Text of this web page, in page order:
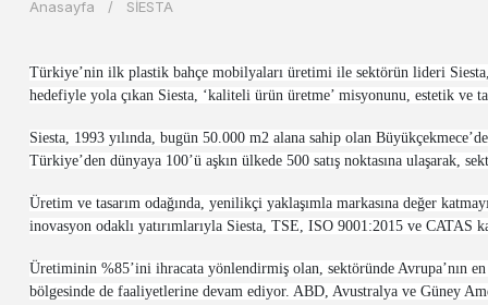
Anasayfa SİESTA
Türkiye’nin ilk plastik bahçe mobilyaları üretimi ile sektörün lideri
hedefiyle yola çıkan Siesta, ‘kaliteli ürün üretme’ misyonunu, estetik ve
Siesta, 1993 yılında, bugün 50.000 m2 alana sahip olan
Türkiye’den dünyaya 100’ü aşkın ülkede 500 satış noktasına ulaşarak,
Üretim ve tasarım odağında, yenilikçi yaklaşımla markasına değer
inovasyon odaklı yatırımlarıyla Siesta, TSE, ISO 9001:2015 ve
Üretiminin %85’ini ihracata yönlendirmiş olan, sektöründe Avrupa’nın
bölgesinde de faaliyetlerine devam ediyor. ABD, Avustralya ve Güney